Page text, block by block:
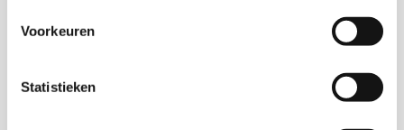
Voorkeuren
Statistieken
maatschappelijke participatie
Fabian Dekker